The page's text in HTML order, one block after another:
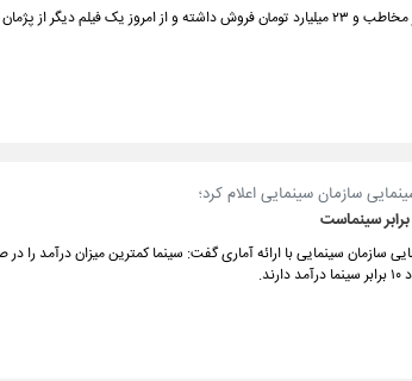
سینما در هفته گذشته تنها ۳۲۰ هزار مخاطب و ۲۳ میلیارد تومان فروش داشته و از امروز یک فیلم
سازمان سینمایی اعلام کرد؛
سازمان سینمایی با ارائه آماری گفت: سینما کمترین میزان درآمد را